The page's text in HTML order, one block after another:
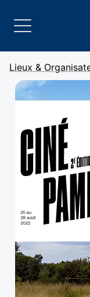
Lieux &